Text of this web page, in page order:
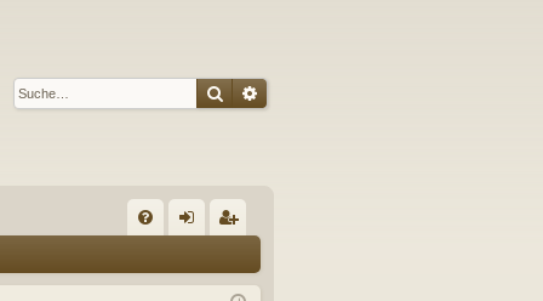
SucheErweiterte Suche
Q m ist